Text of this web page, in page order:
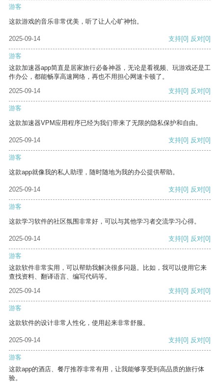
游客
这款游戏的音乐非常优美，听了让人心旷神怡。
2025-09-14 支持[0] 反对[0]
游客
这款加速器app简直是居家旅行必备神器，无论是看视频、玩游戏还是工
作办公，都能畅享高速网络，再也不用担心网速卡顿了。
2025-09-14
支持[0] 反对[0]
游客
这款加速器VPM应用程序已经为我们带来了无限的隐私保护和自由。
2025-09-14 支持[0] 反对[0]
游客
这款app就像我的私人助理，随时随地为我的办公提供帮助。
2025-09-14 支持[0] 反对[0]
游客
这款学习软件的社区氛围非常好，可以与其他学习者交流学习心得。
2025-09-14 支持[0] 反对[0]
游客
这款软件非常实用，可以帮助我解决很多问题。比如，我可以使用它来
查找资料、翻译语言、编写代码等。
2025-09-14
支持[0] 反对[0]
游客
这款软件的设计非常人性化，使用起来非常舒服。
2025-09-14 支持[0] 反对[0]
游客
这款app的酒店、餐厅推荐非常有用，让我能够享受到高品质的旅行体
验。